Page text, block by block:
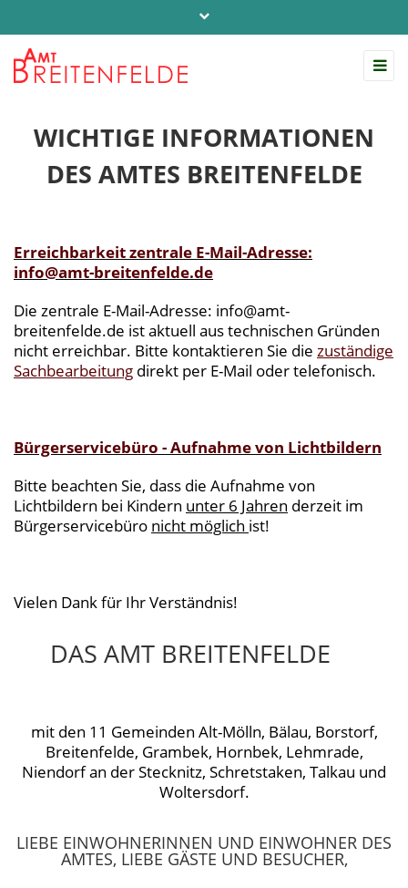
info@amt-breitenfelde.de
Startseite Amt Breitenfelde
WICHTIGE INFORMATIONEN
DES AMTES BREITENFELDE
Erreichbarkeit zentrale E-Mail-Adresse:
info@amt-breitenfelde.de
Die zentrale E-Mail-Adresse: info@amt-
breitenfelde.de ist aktuell aus technischen Gründen
nicht erreichbar. Bitte kontaktieren Sie die zuständige
Sachbearbeitung direkt per E-Mail oder telefonisch.
Bürgerservicebüro - Aufnahme von Lichtbildern
Bitte beachten Sie, dass die Aufnahme von
Lichtbildern bei Kindern unter 6 Jahren derzeit im
Bürgerservicebüro nicht möglich ist!
Vielen Dank für Ihr Verständnis!
DAS AMT BREITENFELDE
mit den 11 Gemeinden Alt-Mölln, Bälau, Borstorf,
Breitenfelde, Grambek, Hornbek, Lehmrade,
Niendorf an der Stecknitz, Schretstaken, Talkau und
Woltersdorf.
LIEBE EINWOHNERINNEN UND EINWOHNER DES
AMTES, LIEBE GÄSTE UND BESUCHER,